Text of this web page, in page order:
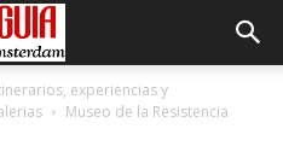
experiencias y
Museo de la Resistencia